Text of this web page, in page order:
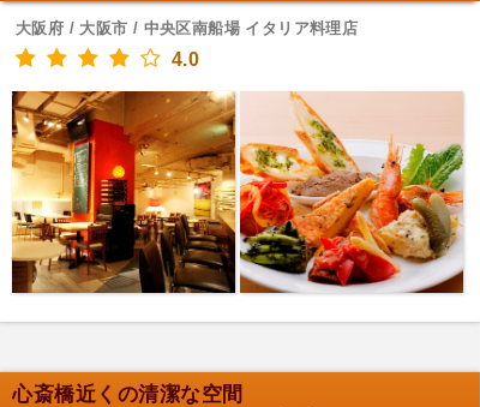
大阪府 / 大阪市 / 中央区南船場 イタリア料理店
4.0
心斎橋近くの清潔な空間